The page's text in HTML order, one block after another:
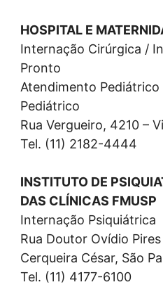
HOSPITAL E
Internação Cirúrgica /
Pronto
Atendimento
Pediátrico
Rua Vergueiro, 4210 –
Tel. (11) 2182-4444
INSTITUTO DE
DAS CLÍNICAS FMUSP
Internação Psiquiátrica
Rua Doutor Ovídio
Cerqueira César, São
Tel. (11) 4177-6100